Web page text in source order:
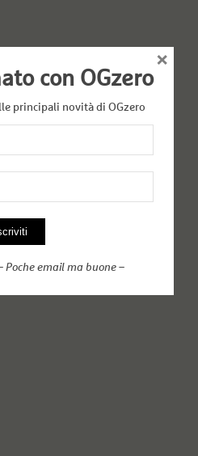
con OGzero
principali novità di OGzero
Poche email ma buone –
×